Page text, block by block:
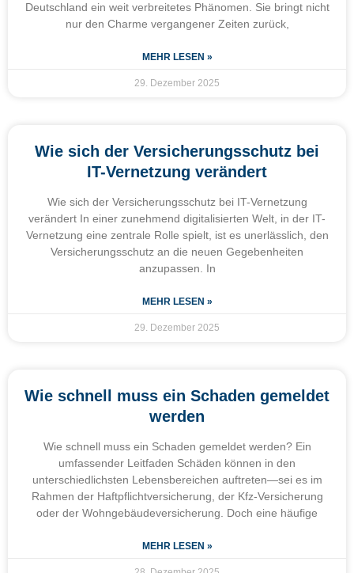
Deutschland ein weit verbreitetes Phänomen. Sie bringt nicht
nur den Charme vergangener Zeiten zurück,
MEHR LESEN »
29. Dezember 2025
Wie sich der Versicherungsschutz bei
IT-Vernetzung verändert
Wie sich der Versicherungsschutz bei IT-Vernetzung
verändert In einer zunehmend digitalisierten Welt, in der IT-
Vernetzung eine zentrale Rolle spielt, ist es unerlässlich, den
Versicherungsschutz an die neuen Gegebenheiten
anzupassen. In
MEHR LESEN »
29. Dezember 2025
Wie schnell muss ein Schaden gemeldet
werden
Wie schnell muss ein Schaden gemeldet werden? Ein
umfassender Leitfaden Schäden können in den
unterschiedlichsten Lebensbereichen auftreten—sei es im
Rahmen der Haftpflichtversicherung, der Kfz-Versicherung
oder der Wohngebäudeversicherung. Doch eine häufige
MEHR LESEN »